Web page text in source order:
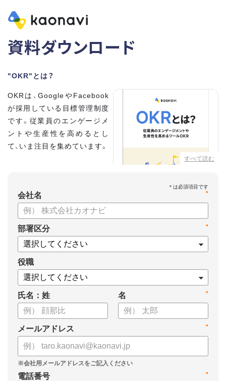
資料ダウンロード
"OKR"とは？
すべて読む
OKRは、GoogleやFacebook
が採用している目標管理制度
です。従業員のエンゲージメ
ントや生産性を高めるとし
て、いま注目を集めています。
・OKRと従来の目標管理制度
との違い
・OKRを導入、運用するにはどうすればいいのか
・OKRの運用を助けるツール
についてまとめましたので、ぜひお役立てください。
*
会社名
*
部署区分
役職
氏名：姓 *
名
*
メールアドレス
*
電話番号